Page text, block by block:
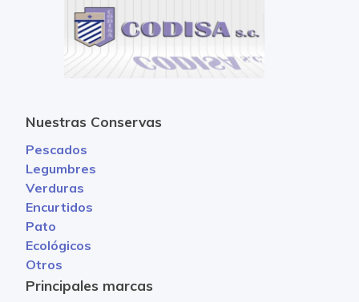
Nuestras Conservas
Pescados
Legumbres
Verduras
Encurtidos
Pato
Ecológicos
Otros
Principales marcas